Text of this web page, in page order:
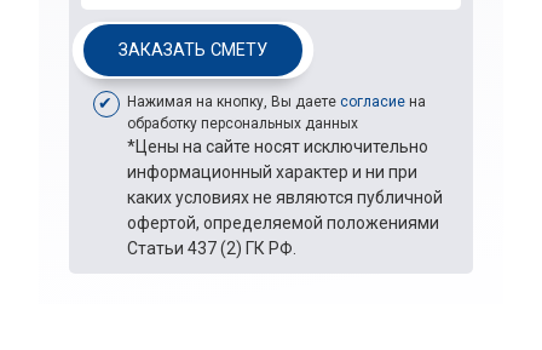
ЗАКАЗАТЬ СМЕТУ
Нажимая на кнопку, Вы даете согласие на
обработку персональных данных
*Цены на сайте носят исключительно
информационный характер и ни при
каких условиях не являются публичной
офертой, определяемой положениями
Статьи 437 (2) ГК РФ.